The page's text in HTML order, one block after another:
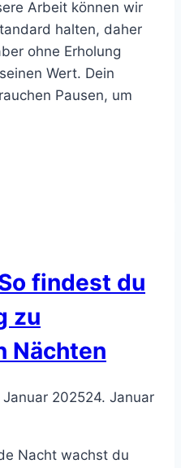
Arbeit können wir
halten, daher
ohne Erholung
Wert. Dein
Pausen, um
findest du
zu
Nächten
Januar 202524. Januar
Nacht wachst du